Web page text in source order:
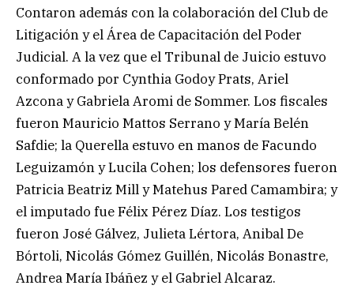
Contaron además con la colaboración del Club de
Litigación y el Área de Capacitación del Poder
Judicial. A la vez que el Tribunal de Juicio estuvo
conformado por Cynthia Godoy Prats, Ariel
Azcona y Gabriela Aromi de Sommer. Los fiscales
fueron Mauricio Mattos Serrano y María Belén
Safdie; la Querella estuvo en manos de Facundo
Leguizamón y Lucila Cohen; los defensores fueron
Patricia Beatriz Mill y Matehus Pared Camambira; y
el imputado fue Félix Pérez Díaz. Los testigos
fueron José Gálvez, Julieta Lértora, Anibal De
Bórtoli, Nicolás Gómez Guillén, Nicolás Bonastre,
Andrea María Ibáñez y el Gabriel Alcaraz.